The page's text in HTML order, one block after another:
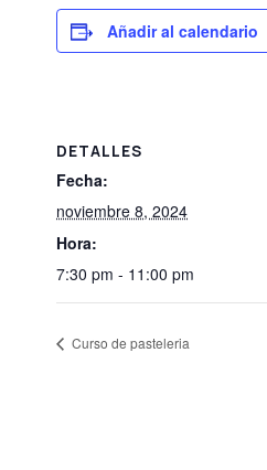
Añadir al calendario
DETALLES
Fecha:
noviembre 8, 2024
Hora:
7:30 pm - 11:00 pm
Curso de pasteleria